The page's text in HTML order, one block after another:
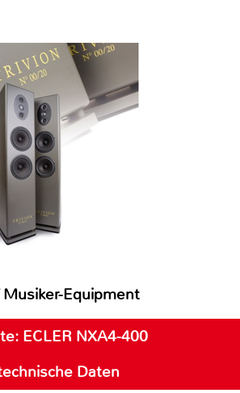
Equipment
ECLER NXA4-400
Daten